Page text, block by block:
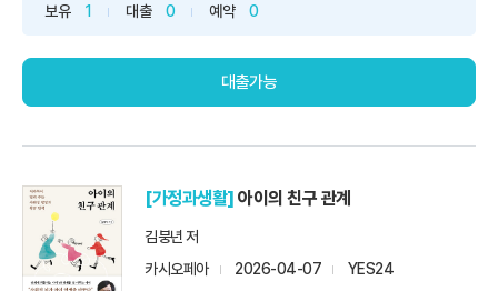
자 피터 드러커...
보유 1 대출 0 예약 0
대출가능
[가정과생활] 아이의 친구 관계
김붕년 저
카시오페아
2026-04-07
YES24